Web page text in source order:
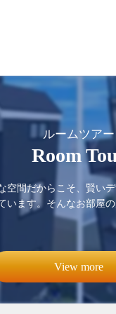
View more
ルームツアー
Room
空間だからこそ、賢い
います。そんなお部屋の